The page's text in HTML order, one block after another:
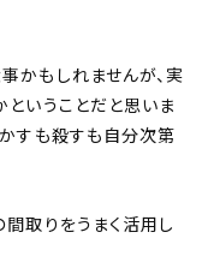
かもしれませんが、実
ということだと思いま
かすも殺すも自分次第
取りをうまく活用し